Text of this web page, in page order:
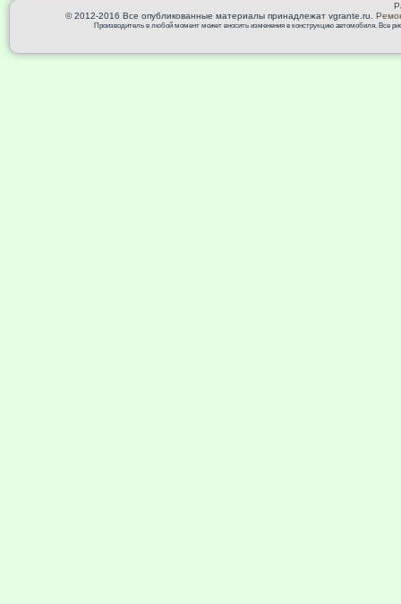
© 2012-2016 Все опубликованные материалы принадлежат vgrante.ru.
Производитель в любой момент может вносить изменения в конструкцию автомобиля. Все